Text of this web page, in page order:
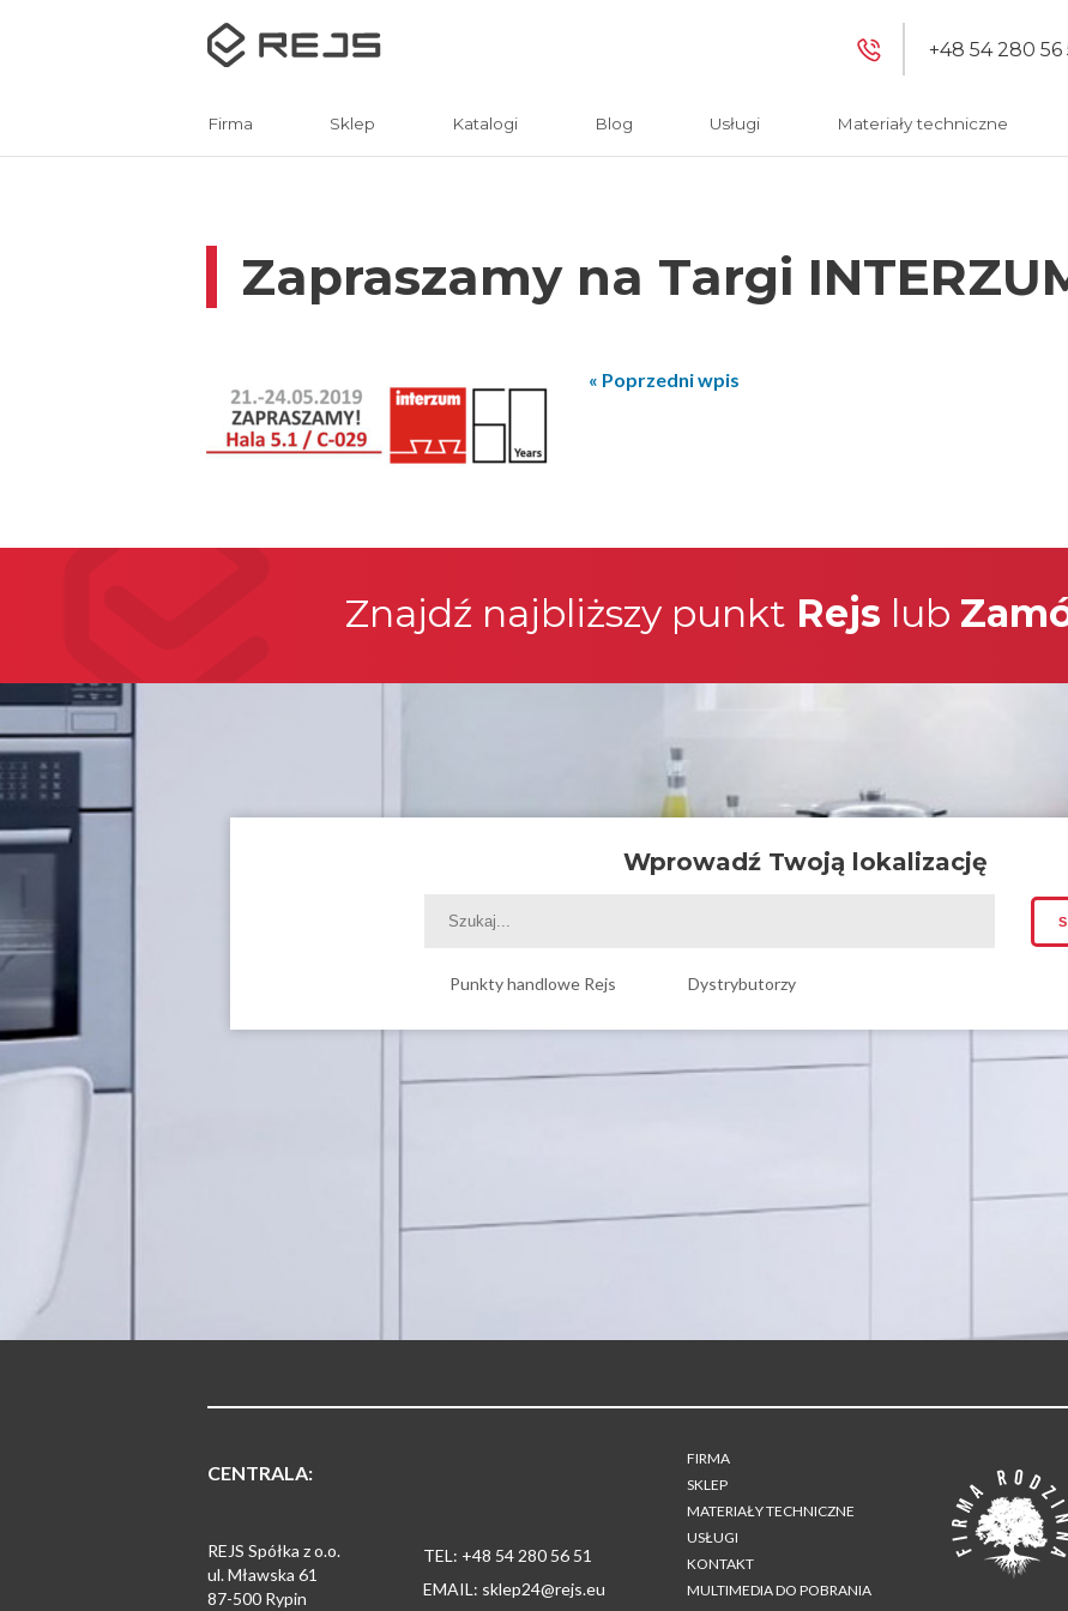
+48 54 280 56
Firma Sklep Katalogi Blog Usługi Materiały techniczne
Zapraszamy na Targi
« Poprzedni wpis
Znajdź najbliższy punkt Rejs lub
Wprowadź Twoją lokalizację
Punkty handlowe Rejs Dystrybutorzy
CENTRALA:
REJS Spółka z o.o.
ul. Mławska 61
87-500 Rypin
TEL: +48 54 280 56 51
EMAIL: sklep24@rejs.eu
FIRMA
SKLEP
MATERIAŁY TECHNICZNE
USŁUGI
KONTAKT
MULTIMEDIA DO POBRANIA